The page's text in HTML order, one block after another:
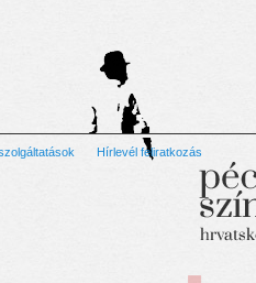
Hírlevél feliratkozás